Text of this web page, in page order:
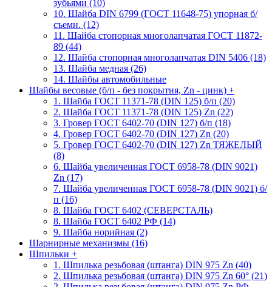
зубьями (10)
10. Шайба DIN 6799 (ГОСТ 11648-75) упорная б/
съемн. (12)
11. Шайба стопорная многолапчатая ГОСТ 11872-
89 (44)
12. Шайба стопорная многолапчатая DIN 5406 (18)
13. Шайба медная (26)
14. Шайбы автомобильные
Шайбы весовые (б/п - без покрытия, Zn - цинк) +
1. Шайба ГОСТ 11371-78 (DIN 125) б/п (20)
2. Шайба ГОСТ 11371-78 (DIN 125) Zn (22)
3. Гровер ГОСТ 6402-70 (DIN 127) б/п (18)
4. Гровер ГОСТ 6402-70 (DIN 127) Zn (20)
5. Гровер ГОСТ 6402-70 (DIN 127) Zn ТЯЖЕЛЫЙ
(8)
6. Шайба увеличенная ГОСТ 6958-78 (DIN 9021)
Zn (17)
7. Шайба увеличенная ГОСТ 6958-78 (DIN 9021) б/
п (16)
8. Шайба ГОСТ 6402 (СЕВЕРСТАЛЬ)
8. Шайба ГОСТ 6402 РФ (14)
9. Шайба норийная (2)
Шарнирные механизмы (16)
Шпильки +
1. Шпилька резьбовая (штанга) DIN 975 Zn (40)
2. Шпилька резьбовая (штанга) DIN 975 Zn 60° (21)